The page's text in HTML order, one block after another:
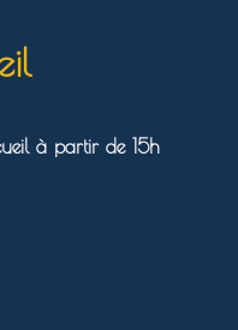
à partir de 15h